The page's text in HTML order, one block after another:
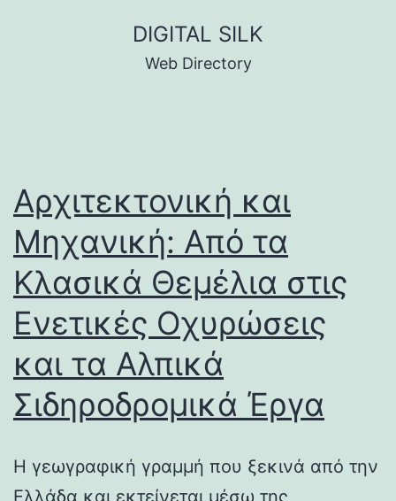
DIGITAL SILK
Web Directory
Αρχιτεκτονική και
Μηχανική: Από τα
Κλασικά Θεμέλια στις
Ενετικές Οχυρώσεις
και τα Αλπικά
Σιδηροδρομικά Έργα
Η γεωγραφική γραμμή που ξεκινά από την
Ελλάδα και εκτείνεται μέσω της